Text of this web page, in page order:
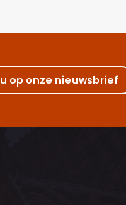
op onze nieuwsbrief